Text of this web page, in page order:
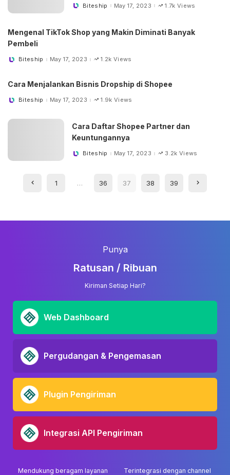
PostedBiteship May 17, 2023 1.7k Views
Mengenal TikTok Shop yang Makin Diminati Banyak
Pembeli
PostedBiteship May 17, 2023 1.2k Views
Cara Menjalankan Bisnis Dropship di Shopee
PostedBiteship May 17, 2023 1.9k Views
Cara Daftar Shopee Partner dan
Keuntungannya
PostedBiteship May 17, 2023 3.2k Views
1 … 36 37 38 39
Punya
Ratusan / Ribuan
Kiriman Setiap Hari?
Web Dashboard
Pergudangan & Pengemasan
Plugin Pengiriman
Integrasi API Pengiriman
Mendukung beragam layanan
Terintegrasi dengan channel